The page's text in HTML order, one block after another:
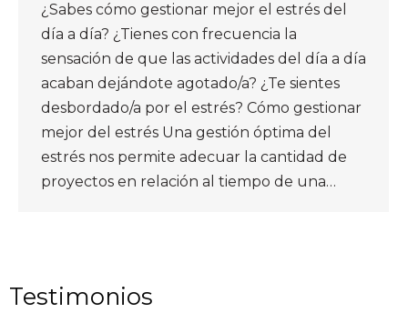
¿Sabes cómo gestionar mejor el estrés del
día a día? ¿Tienes con frecuencia la
sensación de que las actividades del día a día
acaban dejándote agotado/a? ¿Te sientes
desbordado/a por el estrés? Cómo gestionar
mejor del estrés Una gestión óptima del
estrés nos permite adecuar la cantidad de
proyectos en relación al tiempo de una…
Testimonios